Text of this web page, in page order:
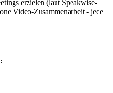
erzielen (laut Speakwise-
Video-Zusammenarbeit - jede